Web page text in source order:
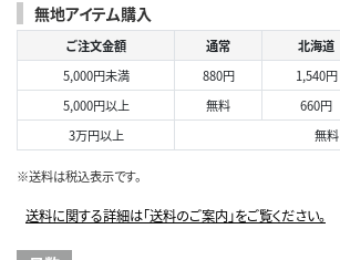
無地アイテム購入
ご注文金額 通常 北海道
5,000円未満
880円 1,540円
5,000円以上
無料 660円
3万円以上
無料
※送料は税込表示です。
送料に関する詳細は「送料のご案内」をご覧ください。